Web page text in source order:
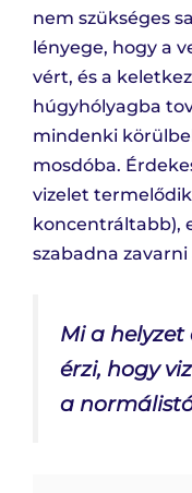
nem szükséges
lényege, hogy a
vért, és a
húgyhólyagba
mindenki
mosdóba.
vizelet
koncentráltabb),
szabadna zavarni
Mi a
érzi, hogy
a